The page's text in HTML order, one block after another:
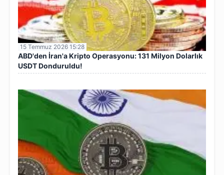
15 Temmuz 2026 15:28
ABD'den İran'a Kripto Operasyonu: 131 Milyon Dolarlık
USDT Donduruldu!